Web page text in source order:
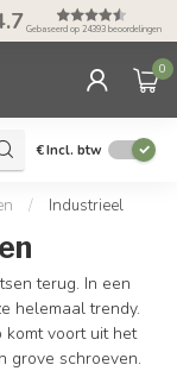
Tel: ma-do tot
17.00 uur
Gebaseerd op 24393 beoordelingen
0
€Incl. btw
/ Industrieel
terug. In een
helemaal trendy.
voort uit het
grove schroeven.